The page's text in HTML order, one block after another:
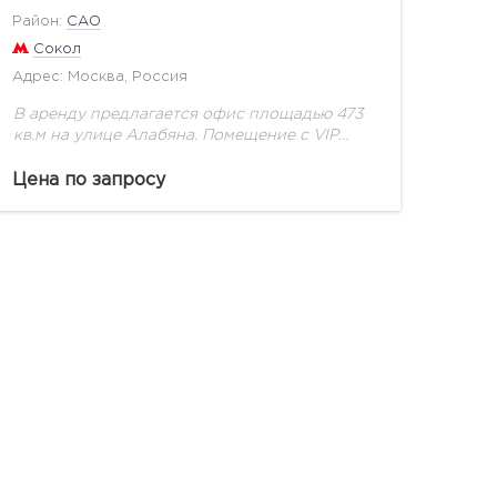
Район: САО
Сокол
Адрес: Москва, Россия
В аренду предлагается офис площадью 473
кв.м на улице Алабяна. Помещение с VIP
кондиционирование. Телефония и интернет:
Цена по запросу